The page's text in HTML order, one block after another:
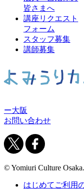
皆さまへ
講座リクエスト
フォーム
スタッフ募集
講師募集
ー大阪
お問い合わせ
© Yomiuri Culture
はじめてご利用